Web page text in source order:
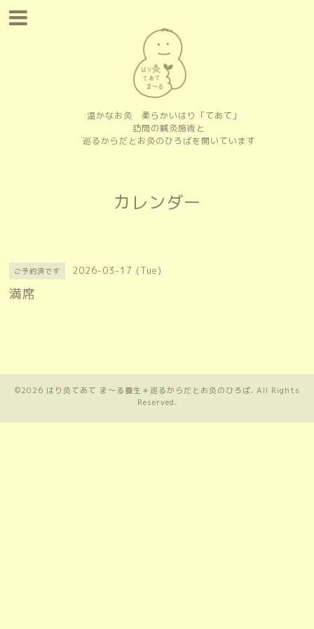
温かなお灸 柔らかいはり「てあて」
訪問の鍼灸施術と
巡るからだとお灸のひろばを開いています
カレンダー
ご予約済です 2026-03-17 (Tue)
満席
©2026 はり灸てあて ま〜る養生＊巡るからだとお灸のひろば. All Rights
Reserved.